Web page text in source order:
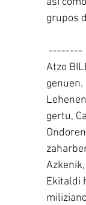
grupos
--------
Atzo
genuen.
gertu,
Ekitaldi